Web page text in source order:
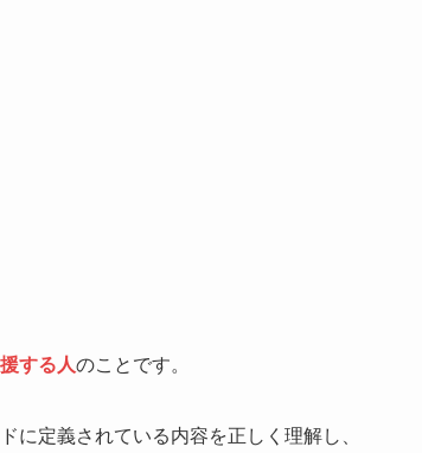
する人のことです。
に定義されている内容を正しく理解し、